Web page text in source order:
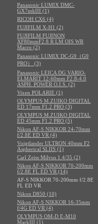
Panasonic LUMIX DMC-
GX7mkIII (1)
RICOH CX6 (4)
FUJIFILM X-H1 (2)
FUJIFILM FUJINON
XF80mmF2.8 R LM OIS WR
Macro (2)
Panasonic LUMIX DC-G9（G9
PRO） (3)
Panasonic LEICA DG VARIO-
ELMARIT 12-60mm F2.8-4.0
ASPH. POWER O.I.S. (2)
Vixen POLARIE (1)
OLYMPUS M.ZUIKO DIGITAL
ED 17mm F1.2 PRO (3)
OLYMPUS M.ZUIKO DIGITAL
ED 45mm F1.2 PRO (5)
Nikon AF-S NIKKOR 24-70mm
f/2.8E ED VR (4)
Voigtlander ULTRON 40mm F2
Aspherical SLIIS (1)
Carl Zeiss Milvus 1.4/35 (2)
Nikon AF-S NIKKOR 70-200mm
f/2.8E FL ED VR (14)
AF-S NIKKOR 70-200mm f/2.8E
FL ED VR
Nikon D850 (10)
Nikon AF-S NIKKOR 16-35mm
f/4G ED VR (4)
OLYMPUS OM-D E-M10
MarkIII (1)